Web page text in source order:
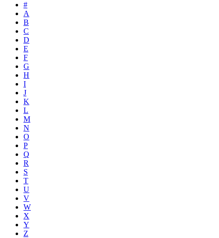
#
A
B
C
D
E
F
G
H
I
J
K
L
M
N
O
P
Q
R
S
T
U
V
W
X
Y
Z